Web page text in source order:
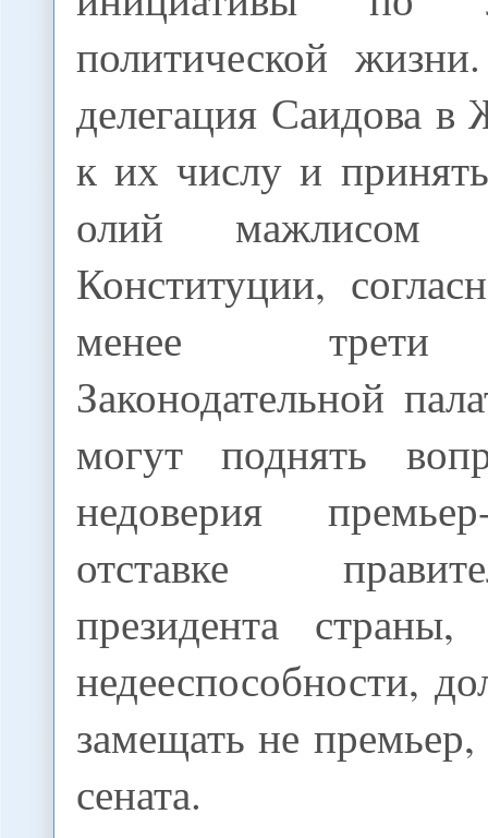
политической
делегация Саидова в
к их числу и
олий мажлисом
Конституции,
менее трети
Законодательной
могут поднять
недоверия
отставке
президента
недееспособности,
замещать не премьер,
сената.